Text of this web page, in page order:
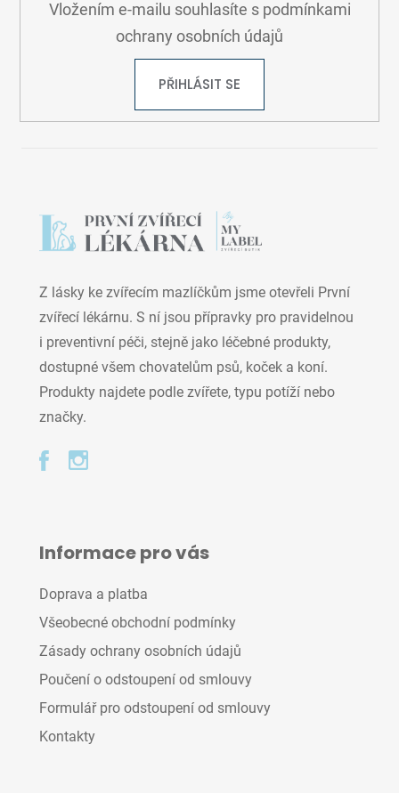
Vložením e-mailu souhlasíte s podmínkami
ochrany osobních údajů
PŘIHLÁSIT SE
Z lásky ke zvířecím mazlíčkům jsme otevřeli První
zvířecí lékárnu. S ní jsou přípravky pro pravidelnou
i preventivní péči, stejně jako léčebné produkty,
dostupné všem chovatelům psů, koček a koní.
Produkty najdete podle zvířete, typu potíží nebo
značky.
Informace pro vás
Doprava a platba
Všeobecné obchodní podmínky
Zásady ochrany osobních údajů
Poučení o odstoupení od smlouvy
Formulář pro odstoupení od smlouvy
Kontakty